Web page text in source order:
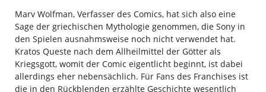
Marv Wolfman, Verfasser des Comics, hat sich also eine
Sage der griechischen Mythologie genommen, die Sony in
den Spielen ausnahmsweise noch nicht verwendet hat.
Kratos Queste nach dem Allheilmittel der Götter als
Kriegsgott, womit der Comic eigentlicht beginnt, ist dabei
allerdings eher nebensächlich. Für Fans des Franchises ist
die in den Rückblenden erzählte Geschichte wesentlich